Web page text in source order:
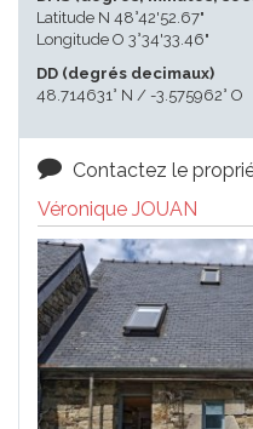
Latitude N 48°42'52.67"
Longitude O 3°34'33.46"
DD (degrés decimaux)
48.714631° N / -3.575962° O
Contactez le
Véronique JOUAN